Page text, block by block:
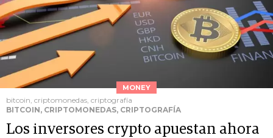
MONEY
bitcoin, criptomonedas, criptografía
BITCOIN, CRIPTOMONEDAS, CRIPTOGRAFÍA
Los inversores crypto apuestan ahora